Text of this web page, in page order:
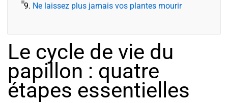
9. Ne laissez plus jamais vos plantes mourir
Le cycle de vie du
papillon : quatre
étapes essentielles